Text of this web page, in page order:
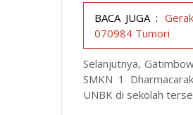
BACA JUGA :
070984 Tumori
Selanjutnya,
SMKN 1
UNBK di sekolah